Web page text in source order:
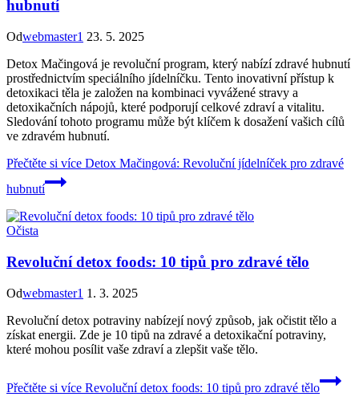
hubnutí
Odwebmaster1 23. 5. 2025
Detox Mačingová je revoluční program, který nabízí zdravé hubnutí
prostřednictvím speciálního jídelníčku. Tento inovativní přístup k
detoxikaci těla je založen na kombinaci vyvážené stravy a
detoxikačních nápojů, které podporují celkové zdraví a vitalitu.
Sledování tohoto programu může být klíčem k dosažení vašich cílů
ve zdravém hubnutí.
Přečtěte si více Detox Mačingová: Revoluční jídelníček pro zdravé
hubnutí
Očista
Revoluční detox foods: 10 tipů pro zdravé tělo
Odwebmaster1 1. 3. 2025
Revoluční detox potraviny nabízejí nový způsob, jak očistit tělo a
získat energii. Zde je 10 tipů na zdravé a detoxikační potraviny,
které mohou posílit vaše zdraví a zlepšit vaše tělo.
Přečtěte si více Revoluční detox foods: 10 tipů pro zdravé tělo